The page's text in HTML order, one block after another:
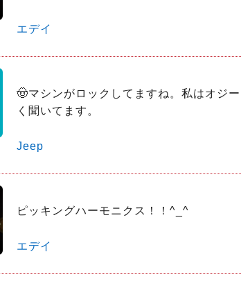
エデイ
🤠マシンがロックしてますね。私はオジ
く聞いてます。
Jeep
ピッキングハーモニクス！！^_^
エデイ